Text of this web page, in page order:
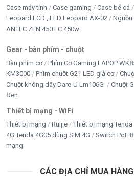
Case máy tính Case gaming Case bể cá
Leopard LCD , LED Leopard AX-02
Nguồn
ANTEC ZEN 450 EC 450w
Gear - bàn phím - chuột
Bàn phím cơ Phím Cơ Gaming LAPOP
KM3000
Phím chuột G21 LED giả cơ
Chuột không dây Dare-U Lm106G
Chuột
Đen
Thiết bị mạng - WiFi
Thiết bị mạng Ruijie Thiết bị mạng Tenda
4G Tenda 4G05 dùng SIM 4G
Switch PoE
mạng
CÁC ĐỊA CHỈ MUA